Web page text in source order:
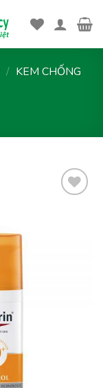
/ KEM CHỐNG